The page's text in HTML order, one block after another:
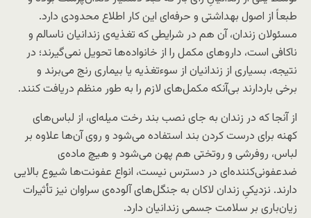
طبعاً از اصول بهداشتی و حرفه‌ای این کار اطلاع محدودی دارد.
مسئولان زندان، آن هم در شرایطی که تغذیه‌ی زندانیان ناسالم و
ناکافی است، داروهای مکمل را از خانواده‌ها تحویل نمی‌گیرند؛ در
نتیجه، بسیاری از زندانیان از سوءتغذیه یا بیماری رنج می‌برند و
برخی باردارند بی‌آنکه مکمل‌های لازم را به طور منظم دریافت کنند.
از آنجا که در زندان به جای نصب بند رخت میله‌ای، از لباس‌های
کهنه برای درست کردن بند استفاده می‌شود و روی آن‌ها علاوه بر
لباس، روفرشی و روتختی‌ هم پهن می‌شود و هیچ ماده‌ی
ضدعفونی‌کننده‌ای در دسترس نیست، انواع عفونت‌ها شیوع بالایی
دارند. نزدیکیِ زندان لاکان به جنگل‌های آلوده‌ی سراوان نیز تأثیرات
زیان‌باری بر سلامت جسمی زندانیان دارد.